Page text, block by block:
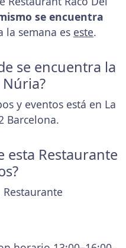
se encuentra
la semana es este.
se encuentra la
y eventos está en La
Barcelona.
esta Restaurante